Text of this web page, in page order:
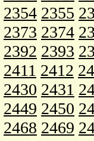
2354 2355
2373 2374
2392 2393
2411 2412
2430 2431
2449 2450
2468 2469